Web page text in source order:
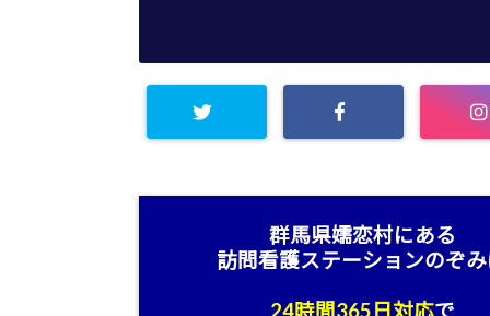
群馬県嬬恋村にある
訪問看護ステーションのぞ
24時間365日対応で